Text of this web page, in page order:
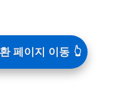
페이지 이동